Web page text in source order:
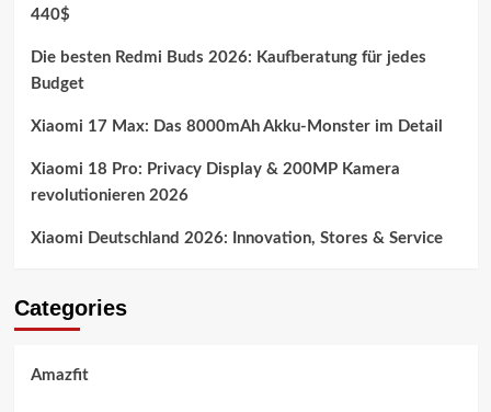
440$
Die besten Redmi Buds 2026: Kaufberatung für jedes
Budget
Xiaomi 17 Max: Das 8000mAh Akku-Monster im Detail
Xiaomi 18 Pro: Privacy Display & 200MP Kamera
revolutionieren 2026
Xiaomi Deutschland 2026: Innovation, Stores & Service
Categories
Amazfit